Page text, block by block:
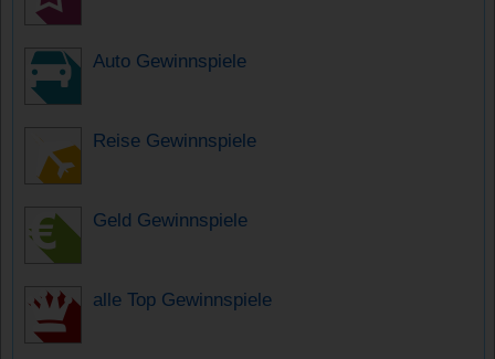
Auto Gewinnspiele
Reise Gewinnspiele
Geld Gewinnspiele
alle Top Gewinnspiele